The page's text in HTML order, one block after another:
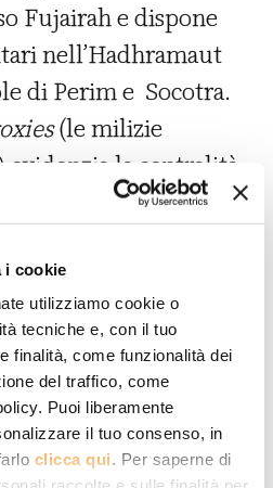
i cookie
utilizziamo cookie o
tecniche e, con il tuo
finalità, come funzionalità dei
del traffico, come
Puoi liberamente
il tuo consenso, in
clicca qui. Per saperne di
Fujairah e dispone
nell’Hadhramaut
di Perim e Socotra.
(le milizie
la centralità
nell’odierna
incrociati fra
e Muscat è
per lo
i sudisti